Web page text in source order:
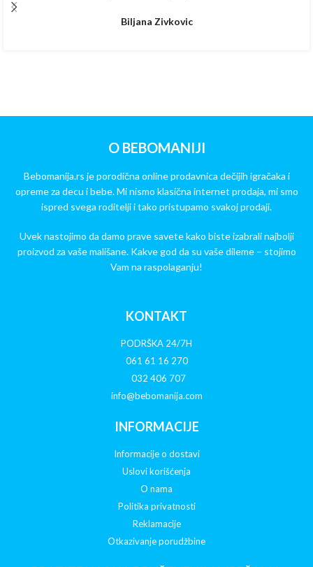
Biljana Zivkovic
O BEBOMANIJI
Bebomanija.rs je porodična online prodavnica dečijih igračaka i
opreme za decu i bebe. Mi nismo klasična internet prodaja, mi smo
ispred svega roditelji i tako pristupamo svakoj prodaji.
Uvek nastojimo da damo prave savete kako biste izabrali najbolji
proizvod za vaše mališane. Kakve god da su vaše dileme – stojimo
Vam na raspolaganju!
KONTAKT
PODRŠKA 24/7H
061 61 16 270
032 406 707
info@bebomanija.com
INFORMACIJE
Informacije o dostavi
Uslovi korišćenja
O nama
Politika privatnosti
Reklamacije
Otkazivanje porudžbine